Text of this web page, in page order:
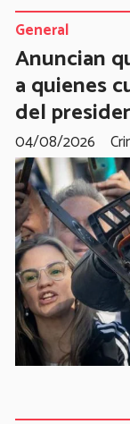
Anuncian
a quienes
del
General
04/08/2026